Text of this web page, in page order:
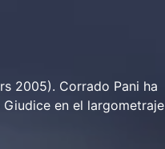
2005). Corrado Pani ha
en el largometraje